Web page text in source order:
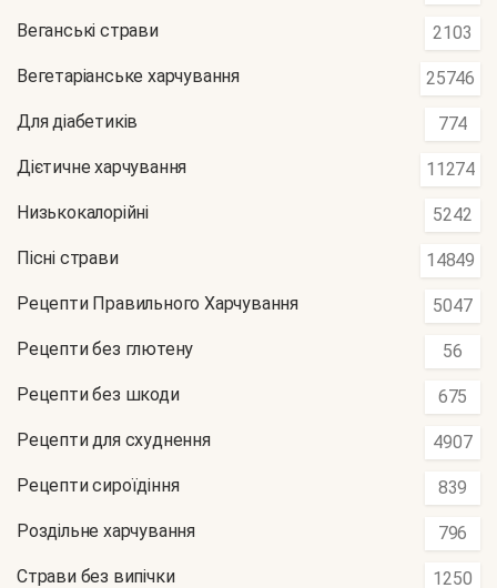
Веганські страви 2103
Вегетаріанське харчування 25746
Для діабетиків 774
Дієтичне харчування 11274
Низькокалорійні 5242
Пісні страви 14849
Рецепти Правильного Харчування 5047
Рецепти без глютену 56
Рецепти без шкоди 675
Рецепти для схуднення 4907
Рецепти сироїдіння 839
Роздільне харчування 796
Страви без випічки 1250